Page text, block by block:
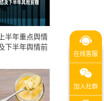
半年重点舆情
下半年舆情前